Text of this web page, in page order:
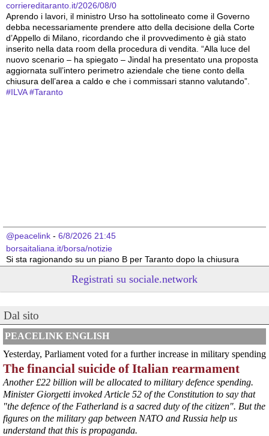
corriereditaranto.it/2026/08/0
Aprendo i lavori, il ministro Urso ha sottolineato come il Governo
debba necessariamente prendere atto della decisione della Corte
d’Appello di Milano, ricordando che il provvedimento è già stato
inserito nella data room della procedura di vendita. “Alla luce del
nuovo scenario – ha spiegato – Jindal ha presentato una proposta
aggiornata sull’intero perimetro aziendale che tiene conto della
chiusura dell’area a caldo e che i commissari stanno valutando”.
#ILVA #Taranto
@peacelink - 6/8/2026 21:45
borsaitaliana.it/borsa/notizie
Si sta ragionando su un piano B per Taranto dopo la chiusura
cronachetarantine.it/index.php
il Governo ha manifestato l’intenzione di predisporre un
provvedimento straordinario per attenuare le conseguenze
economiche e sociali della prevista fermata dell’area a caldo e ha
chiesto alle rappresentanze del territorio di formulare proposte
concrete per definirne i contenuti. Casartigiani valuta positivamente
questa disponibilità.
#ILVA Taranto
Registrati su sociale.network
Dal sito
PEACELINK ENGLISH
Yesterday, Parliament voted for a further increase in military spending
The financial suicide of Italian rearmament
Another £22 billion will be allocated to military defence spending.
Minister Giorgetti invoked Article 52 of the Constitution to say that
"the defence of the Fatherland is a sacred duty of the citizen". But the
figures on the military gap between NATO and Russia help us
understand that this is propaganda.